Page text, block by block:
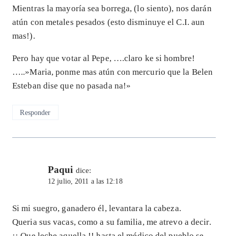
Mientras la mayoría sea borrega, (lo siento), nos darán
atún con metales pesados (esto disminuye el C.I. aun
mas!).
Pero hay que votar al Pepe, ….claro ke si hombre!
…..»Maria, ponme mas atún con mercurio que la Belen
Esteban dise que no pasada na!»
Responder
Paqui dice:
12 julio, 2011 a las 12:18
Si mi suegro, ganadero él, levantara la cabeza.
Queria sus vacas, como a su familia, me atrevo a decir.